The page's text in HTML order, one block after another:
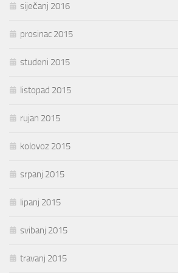
siječanj 2016
prosinac 2015
studeni 2015
listopad 2015
rujan 2015
kolovoz 2015
srpanj 2015
lipanj 2015
svibanj 2015
travanj 2015